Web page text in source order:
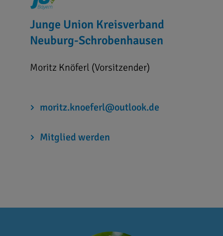
Junge Union Kreisverband
Neuburg-Schrobenhausen
Moritz Knöferl (Vorsitzender)
moritz.knoeferl@outlook.de
Mitglied werden